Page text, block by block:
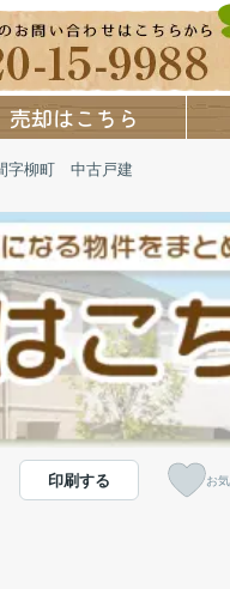
売却はこちら
字柳町 中古戸建
印刷する お